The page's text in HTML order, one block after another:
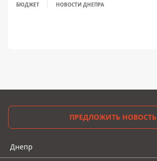
БЮДЖЕТ НОВОСТИ ДНЕПРА
ПРЕДЛОЖИТЬ НОВОСТЬ
Днепр